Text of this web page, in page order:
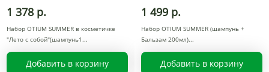
1 378 р.
Набор OTIUM SUMMER в косметичке
"Лето с собой"(шампунь1
Добавить в корзину
1 499 р.
Набор OTIUM SUMMER (шампунь +
Бальзам 200мл)
Добавить в корзину